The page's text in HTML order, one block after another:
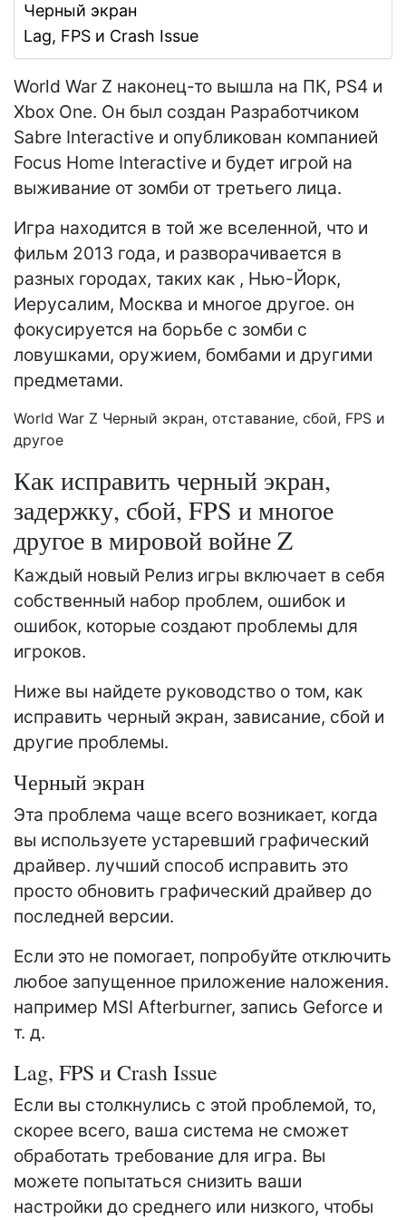
Черный экран
Lag, FPS и Crash Issue
World War Z наконец-то вышла на ПК, PS4 и
Xbox One. Он был создан Разработчиком
Sabre Interactive и опубликован компанией
Focus Home Interactive и будет игрой на
выживание от зомби от третьего лица.
Игра находится в той же вселенной, что и
фильм 2013 года, и разворачивается в
разных городах, таких как , Нью-Йорк,
Иерусалим, Москва и многое другое. он
фокусируется на борьбе с зомби с
ловушками, оружием, бомбами и другими
предметами.
World War Z Черный экран, отставание, сбой, FPS и
другое
Как исправить черный экран,
задержку, сбой, FPS и многое
другое в мировой войне Z
Каждый новый Релиз игры включает в себя
собственный набор проблем, ошибок и
ошибок, которые создают проблемы для
игроков.
Ниже вы найдете руководство о том, как
исправить черный экран, зависание, сбой и
другие проблемы.
Черный экран
Эта проблема чаще всего возникает, когда
вы используете устаревший графический
драйвер. лучший способ исправить это
просто обновить графический драйвер до
последней версии.
Если это не помогает, попробуйте отключить
любое запущенное приложение наложения.
например MSI Afterburner, запись Geforce и
т. д.
Lag, FPS и Crash Issue
Если вы столкнулись с этой проблемой, то,
скорее всего, ваша система не сможет
обработать требование для игра. Вы
можете попытаться снизить ваши
настройки до среднего или низкого, чтобы